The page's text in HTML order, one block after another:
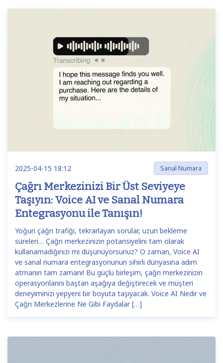
2025-04-15 18:12 Sanal Numara
Çağrı Merkezinizi Bir Üst Seviyeye
Taşıyın: Voice AI ve Sanal Numara
Entegrasyonu ile Tanışın!
Yoğun çağrı trafiği, tekrarlayan sorular, uzun bekleme
süreleri… Çağrı merkezinizin potansiyelini tam olarak
kullanamadığınızı mı düşünüyorsunuz? O zaman, Voice AI
ve sanal numara entegrasyonunun sihirli dünyasına adım
atmanın tam zamanı! Bu güçlü birleşim, çağrı merkezinizin
operasyonlarını baştan aşağıya değiştirecek ve müşteri
deneyiminizi yepyeni bir boyuta taşıyacak. Voice AI Nedir ve
Çağrı Merkezlerine Ne Gibi Faydalar […]